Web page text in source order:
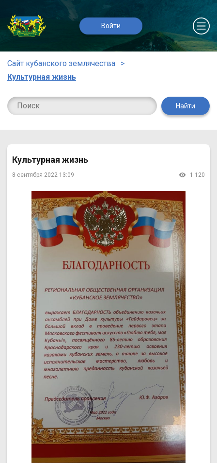
Войти
Сайт кубанского землячества
Культурная жизнь
Найти
Культурная жизнь
8 сентября 2022 13:09 1 120